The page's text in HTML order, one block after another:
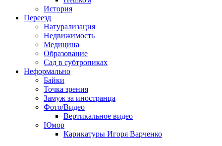
История
Переезд
Натурализация
Недвижимость
Медицина
Образование
Сад в субтропиках
Неформально
Байки
Точка зрения
Замуж за иностранца
Фото/Видео
Вертикальное видео
Юмор
Карикатуры Игоря Варченко